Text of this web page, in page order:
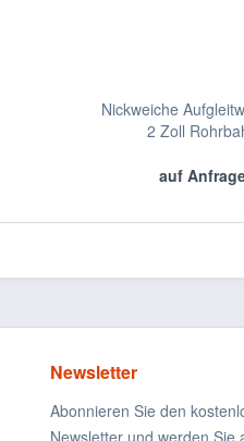
Nickweiche
2 Zoll
auf
Newsletter
Abonnieren Sie den
Newsletter und werden Sie